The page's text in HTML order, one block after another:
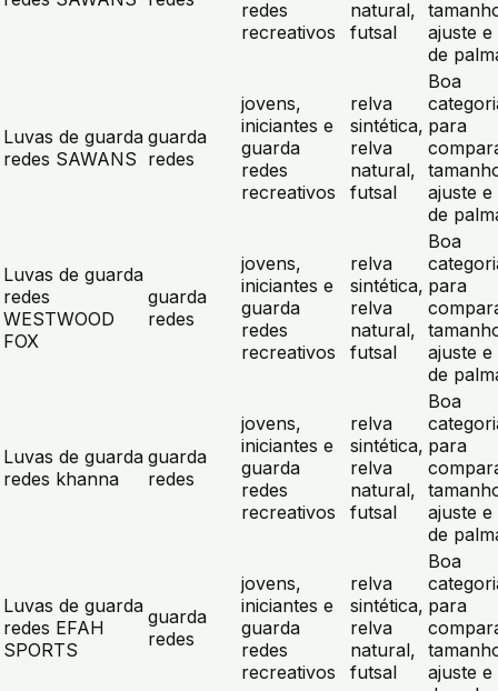
redes
recreativos
natural,
futsal
ajuste e
de
Luvas de guarda
redes SAWANS
guarda
redes
jovens,
iniciantes e
guarda
redes
recreativos
relva
sintética,
relva
natural,
futsal
Boa
para
ajuste e
de
Luvas de guarda
redes
WESTWOOD
FOX
guarda
redes
jovens,
iniciantes e
guarda
redes
recreativos
relva
sintética,
relva
natural,
futsal
Boa
para
ajuste e
de
Luvas de guarda
redes khanna
guarda
redes
jovens,
iniciantes e
guarda
redes
recreativos
relva
sintética,
relva
natural,
futsal
Boa
para
ajuste e
de
Luvas de guarda
redes EFAH
SPORTS
guarda
redes
jovens,
iniciantes e
guarda
redes
recreativos
relva
sintética,
relva
natural,
futsal
Boa
para
ajuste e